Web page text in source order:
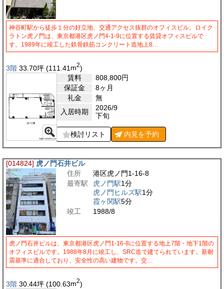
神谷町駅から徒歩１分の好立地、交通アクセス抜群のオフィスビル。ロイク
ラトン虎ノ門は、東京都港区虎ノ門4-1-9に位置する賃貸オフィスビルで
す。1989年に竣工した鉄骨鉄筋コンクリート造地上8…
3階 33.70坪 (111.41 m2)
賃料
808,800円
保証金
8ヶ月
礼金
無
入居時期
2026/9
下旬
検討リスト 内見を予約
[014824] 虎ノ門石井ビル
住所
港区虎ノ門1-16-8
最寄駅
虎ノ門駅1分
虎ノ門ヒルズ駅1分
霞ヶ関駅5分
竣工
1988/8
虎ノ門石井ビルは、東京都港区虎ノ門1-16-8に位置する地上7階・地下1階の
オフィスビルです。1988年8月に竣工し、SRC造で建てられています。新耐
震基準に適合しており、安全性の高い建物です。交…
3階 30.44坪 (100.63m2)